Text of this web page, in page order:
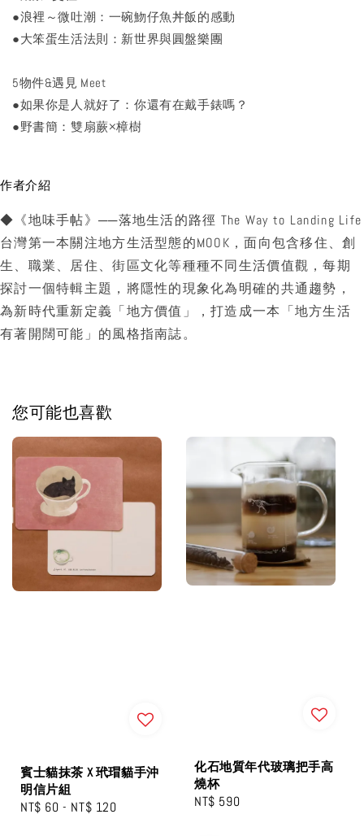
●浪裡～微吐潮：一碗魩仔魚丼飯的感動
●大笨蛋生活法則：新世界與圓盤樂團
5物件&遇見 Meet
●如果你是人就好了：你還有在戴手錶嗎？
●野書簡：雙扇蕨×樟樹
作者介紹
◆《地味手帖》──落地生活的路徑 The Way to Landing Life
台灣第一本關注地方生活型態的MOOK，面向包含移住、創
生、職業、居住、街區文化等種種不同生活價值觀，每期
探討一個特輯主題，將隱性的現象化為明確的共通趨勢，
為新時代重新定義「地方價值」，打造成一本「地方生活
有著開闊可能」的風格指南誌。
您可能也喜歡
賓士貓抹茶 X 玳瑁貓手沖
明信片組
Regular
NT$ 60 - NT$ 120
化石地質年代玻璃把手高
燒杯
Regular
NT$ 590